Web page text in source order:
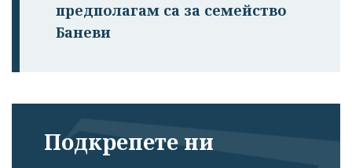
предполагам са за семейство
Баневи
Подкрепете ни